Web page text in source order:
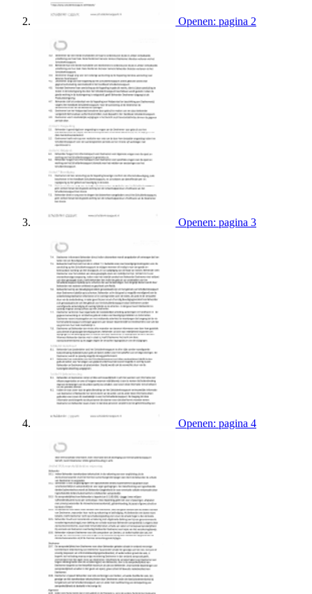
Openen: pagina 2
Openen: pagina 3
Openen: pagina 4